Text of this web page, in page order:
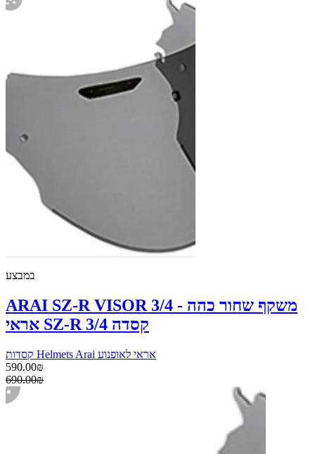
במבצע
ARAI SZ-R VISOR 3/4 - משקף שחור כהה
אראי SZ-R קסדה 3/4
קסדות Helmets Arai אראי לאופנוע
590.00₪
690.00₪